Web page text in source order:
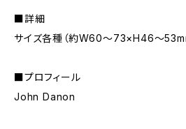
■詳細
サイズ各種（約W60〜73×H46〜
■プロフィール
John Danon